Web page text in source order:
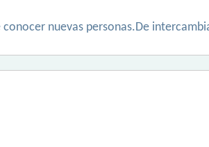
nuevas personas.De